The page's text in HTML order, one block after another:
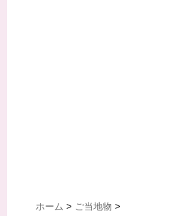
ホーム > ご当地物 >